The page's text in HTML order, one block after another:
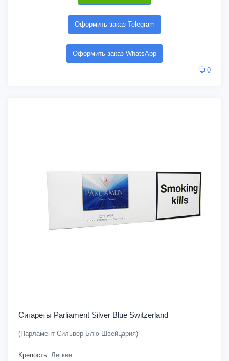
Оформить заказ Telegram
Оформить заказ WhatsApp
0
Сигареты Parliament Silver Blue Switzerland
(Парламент Сильвер Блю Швейцария)
Крепость: Легкие